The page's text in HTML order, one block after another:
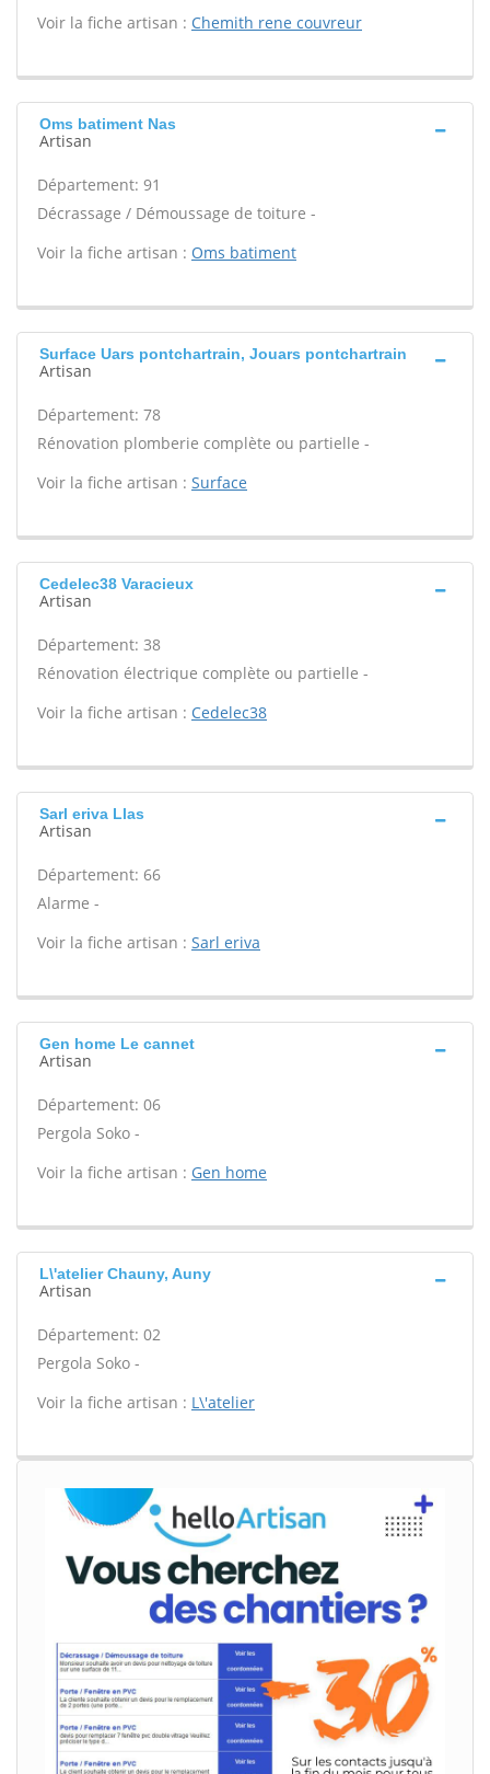
Voir la fiche artisan : Chemith rene couvreur
Oms batiment Nas
Artisan
Département: 91
Décrassage / Démoussage de toiture -
Voir la fiche artisan : Oms batiment
Surface Uars pontchartrain, Jouars pontchartrain
Artisan
Département: 78
Rénovation plomberie complète ou partielle -
Voir la fiche artisan : Surface
Cedelec38 Varacieux
Artisan
Département: 38
Rénovation électrique complète ou partielle -
Voir la fiche artisan : Cedelec38
Sarl eriva Llas
Artisan
Département: 66
Alarme -
Voir la fiche artisan : Sarl eriva
Gen home Le cannet
Artisan
Département: 06
Pergola Soko -
Voir la fiche artisan : Gen home
L\'atelier Chauny, Auny
Artisan
Département: 02
Pergola Soko -
Voir la fiche artisan : L\'atelier